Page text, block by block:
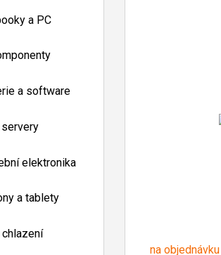
a PC
a software
elektronika
a tablety
na objednávku